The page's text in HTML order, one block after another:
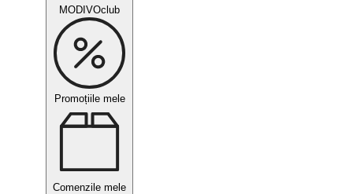
MODIVOclub
Promoțiile mele
Comenzile mele